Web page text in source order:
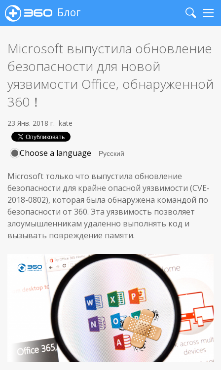
Блог
Search
Microsoft выпустила обновление
безопасности для новой
уязвимости Office, обнаруженной
360！
23 Янв. 2018 г. kate
Choose a language
Microsoft только что выпустила обновление
безопасности для крайне опасной уязвимости (CVE-
2018-0802), которая была обнаружена командой по
безопасности от 360. Эта уязвимость позволяет
злоумышленникам удаленно выполнять код и
вызывать повреждение памяти.